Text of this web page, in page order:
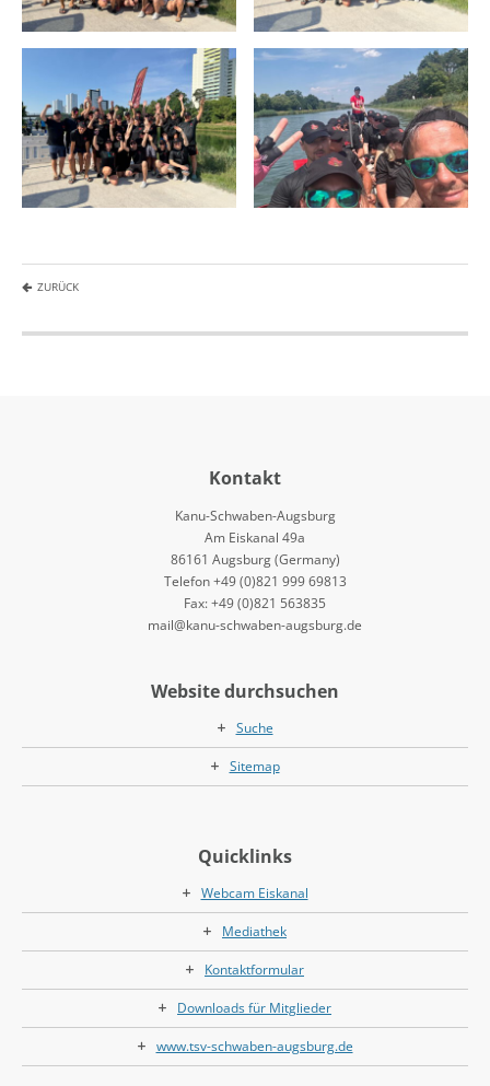
ZURÜCK
Kontakt
Kanu-Schwaben-Augsburg
Am Eiskanal 49a
86161 Augsburg (Germany)
Telefon +49 (0)821 999 69813
Fax: +49 (0)821 563835
mail@kanu-schwaben-augsburg.de
Website durchsuchen
Suche
Sitemap
Quicklinks
Webcam Eiskanal
Mediathek
Kontaktformular
Downloads für Mitglieder
www.tsv-schwaben-augsburg.de